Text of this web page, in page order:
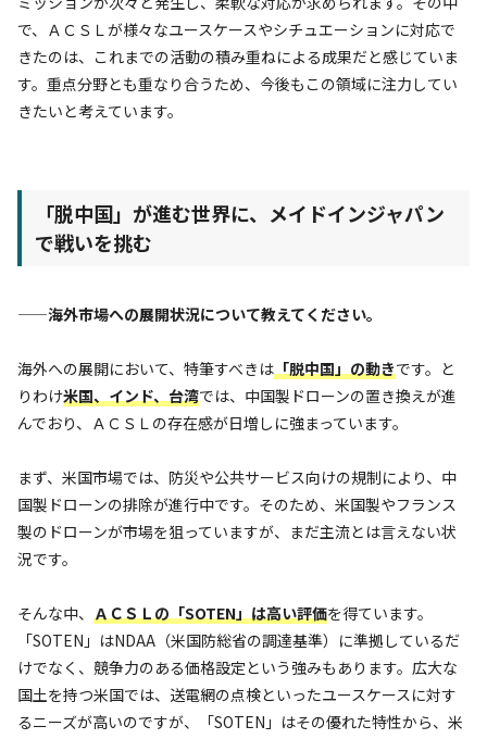
で、ＡＣＳＬが様々なユースケースやシチュエーションに対応で
きたのは、これまでの活動の積み重ねによる成果だと感じていま
す。重点分野とも重なり合うため、今後もこの領域に注力してい
きたいと考えています。
「脱中国」が進む世界に、メイドインジャパン
で戦いを挑む
——海外市場への展開状況について教えてください。
海外への展開において、特筆すべきは 「脱中国」の動きです。と
りわけ米国、インド、台湾では、中国製ドローンの置き換えが進
んでおり、ＡＣＳＬの存在感が日増しに強まっています。
まず、米国市場では、防災や公共サービス向けの規制により、中
国製ドローンの排除が進行中です。そのため、米国製やフランス
製のドローンが市場を狙っていますが、まだ主流とは言えない状
況です。
そんな中、 ＡＣＳＬの「SOTEN」は高い評価を得ています。
「SOTEN」はNDAA（米国防総省の調達基準）に準拠しているだ
けでなく、競争力のある価格設定という強みもあります。広大な
国土を持つ米国では、送電網の点検といったユースケースに対す
るニーズが高いのですが、「SOTEN」はその優れた特性から、米